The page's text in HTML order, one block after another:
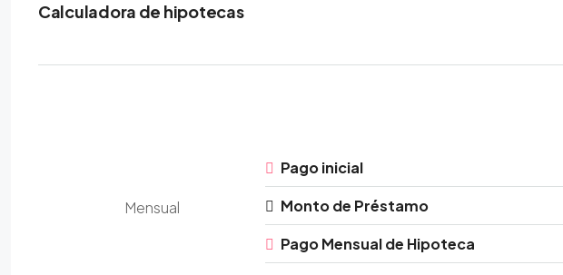
Calculadora de hipotecas
Mensual
Pago inicial
Monto de Préstamo
Pago Mensual de Hipoteca